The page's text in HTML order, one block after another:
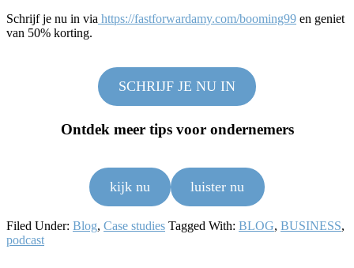
Schrijf je nu in via https://fastforwardamy.com/booming99 en geniet
van 50% korting.
SCHRIJF JE NU IN
Ontdek meer tips voor ondernemers
kijk nu luister nu
Filed Under: Blog, Case studies Tagged With: BLOG, BUSINESS,
podcast